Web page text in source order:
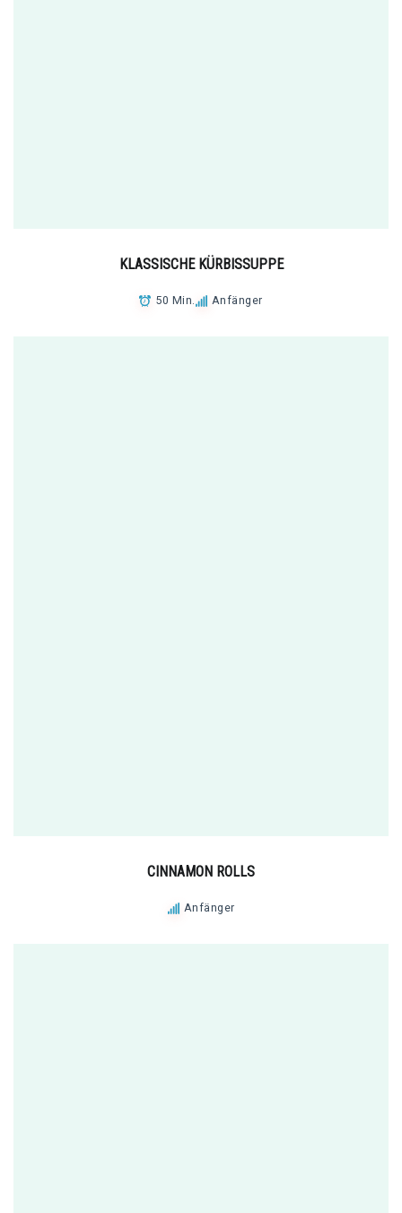
KLASSISCHE KÜRBISSUPPE
50 Min. Anfänger
CINNAMON ROLLS
Anfänger